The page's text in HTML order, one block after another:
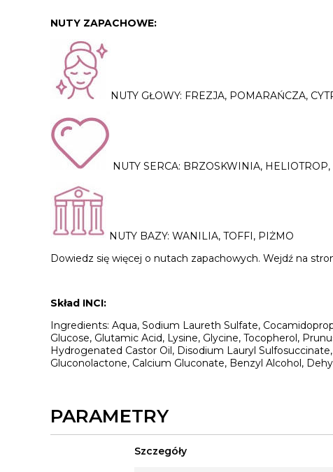
NUTY ZAPACHOWE:
NUTY GŁOWY: FREZJA, POMARAŃCZA,
NUTY SERCA: BRZOSKWINIA, HELIOTROP,
NUTY BAZY: WANILIA, TOFFI, PIŻMO
Dowiedz się więcej o nutach zapachowych. Wejdź na
Skład INCI:
Ingredients: Aqua, Sodium Laureth Sulfate,
Glucose, Glutamic Acid, Lysine, Glycine, Tocopherol,
Hydrogenated Castor Oil, Disodium Lauryl
Gluconolactone, Calcium Gluconate, Benzyl Alcohol,
PARAMETRY
Szczegóły